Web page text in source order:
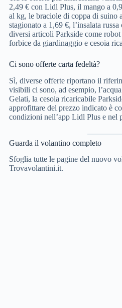
2,49 € con Lidl Plus, il mango a
al kg, le braciole di coppa di suino
stagionato a 1,69 €, l’insalata
diversi articoli Parkside come robot
forbice da giardinaggio e cesoia
Ci sono offerte carta fedeltà?
Sì, diverse offerte riportano il
visibili ci sono, ad esempio,
Gelati, la cesoia ricaricabile
approfittare del prezzo indicato è
condizioni nell’app Lidl Plus e nel
Guarda il volantino completo
Sfoglia tutte le pagine del nuovo
Trovavolantini.it.